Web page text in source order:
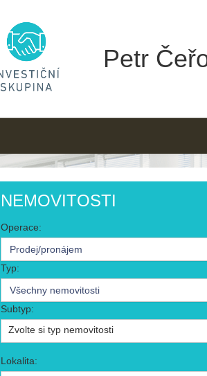
Petr
NEMOVITOSTI
Operace:
Prodej/pronájem
Typ:
Všechny nemovitosti
Subtyp:
Zvolte si typ nemovitosti
Lokalita: